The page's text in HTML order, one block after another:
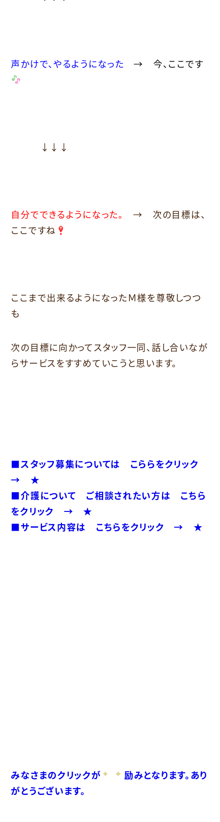
声かけで、やるようになった→ 今、ここです
↓↓↓
自分でできるようになった。
→ 次の目標は、
ここですね
ここまで出来るようになったＭ様を尊敬しつつ
も
次の目標に向かってスタッフ一同、話し合いなが
らサービスをすすめていこうと思います。
■スタッフ募集については こららをクリック
→ ★
■介護について ご相談されたい方は こちら
をクリック → ★
■サービス内容は こちらをクリック → ★
みなさまのクリックが
励みとなります。あり
がとうございます。